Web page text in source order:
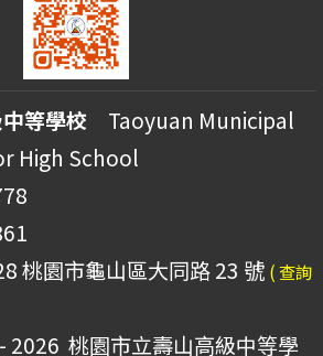
等學校 Taoyuan Municipal
High School
桃園市龜山區大同路 23 號 ( 查詢
2026 桃園市立壽山高級中等學